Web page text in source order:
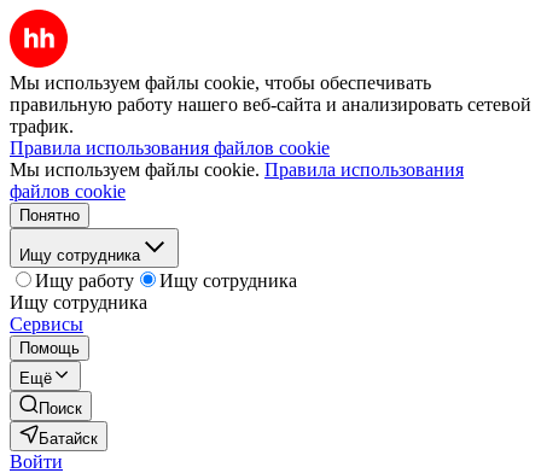
Мы используем файлы cookie, чтобы обеспечивать
правильную работу нашего веб-сайта и анализировать сетевой
трафик.
Правила использования файлов cookie
Мы используем файлы cookie. Правила использования
файлов cookie
Понятно
Ищу сотрудника
Ищу работу
Ищу сотрудника
Ищу сотрудника
Сервисы
Помощь
Ещё
Поиск
Батайск
Войти